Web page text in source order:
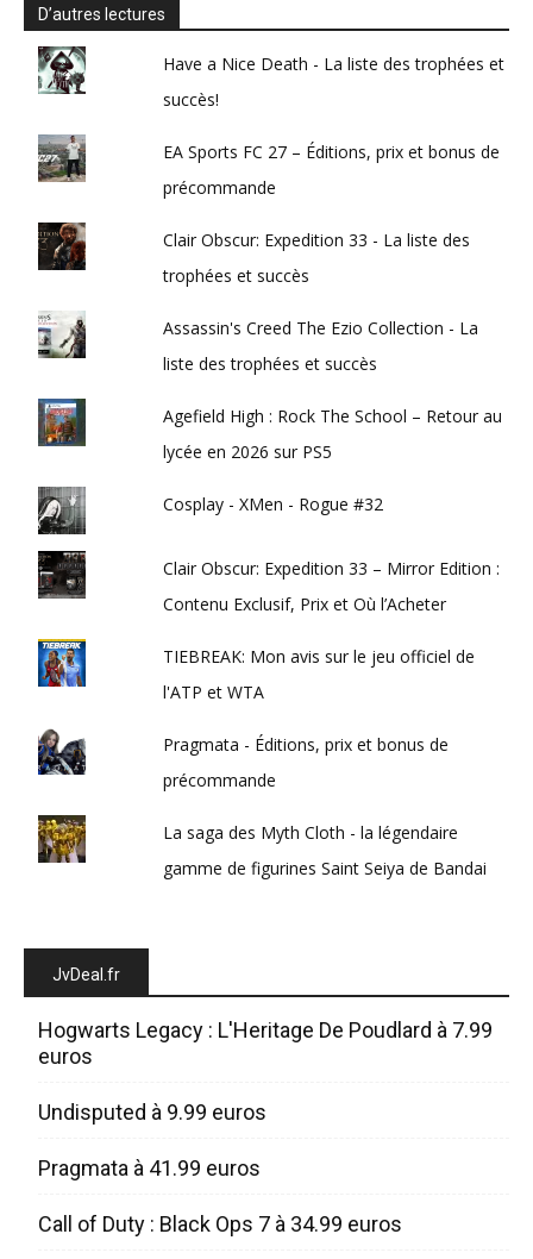
D’autres lectures
Have a Nice Death - La liste des trophées et
succès!
EA Sports FC 27 – Éditions, prix et bonus de
précommande
Clair Obscur: Expedition 33 - La liste des
trophées et succès
Assassin's Creed The Ezio Collection - La
liste des trophées et succès
Agefield High : Rock The School – Retour au
lycée en 2026 sur PS5
Cosplay - XMen - Rogue #32
Clair Obscur: Expedition 33 – Mirror Edition :
Contenu Exclusif, Prix et Où l’Acheter
TIEBREAK: Mon avis sur le jeu officiel de
l'ATP et WTA
Pragmata - Éditions, prix et bonus de
précommande
La saga des Myth Cloth - la légendaire
gamme de figurines Saint Seiya de Bandai
JvDeal.fr
Hogwarts Legacy : L'Heritage De Poudlard à 7.99
euros
Undisputed à 9.99 euros
Pragmata à 41.99 euros
Call of Duty : Black Ops 7 à 34.99 euros